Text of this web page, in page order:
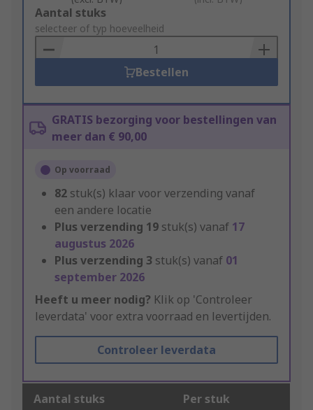
Add
to
Basket
Aantal stuks
selecteer of typ hoeveelheid
Bestellen
GRATIS bezorging voor bestellingen van
meer dan € 90,00
Op voorraad
82 stuk(s) klaar voor verzending vanaf
een andere locatie
Plus verzending 19 stuk(s) vanaf 17
augustus 2026
Plus verzending 3 stuk(s) vanaf 01
september 2026
Heeft u meer nodig? Klik op 'Controleer
leverdata' voor extra voorraad en levertijden.
Controleer leverdata
Aantal stuks Per stuk